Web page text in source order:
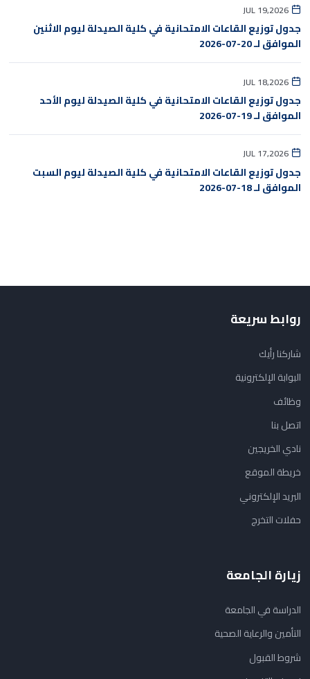
JUL 19,2026
جدول توزيع القاعات الامتحانية في كلية الصيدلة ليوم الاثنين
الموافق لـ 20-07-2026
JUL 18,2026
جدول توزيع القاعات الامتحانية في كلية الصيدلة ليوم الأحد
الموافق لـ 19-07-2026
JUL 17,2026
جدول توزيع القاعات الامتحانية في كلية الصيدلة ليوم السبت
الموافق لـ 18-07-2026
روابط سريعة
شاركنا رأيك
البوابة الإلكترونية
وظائف
اتصل بنا
نادي الخريجين
خريطة الموقع
البريد الإلكتروني
حفلات التخرج
زيارة الجامعة
الدراسة في الجامعة
التأمين والرعاية الصحية
شروط القبول